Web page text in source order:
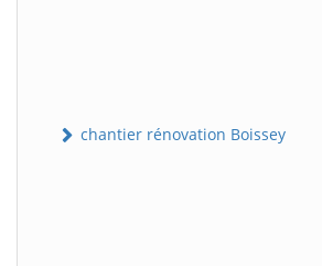
chantier rénovation Boissey